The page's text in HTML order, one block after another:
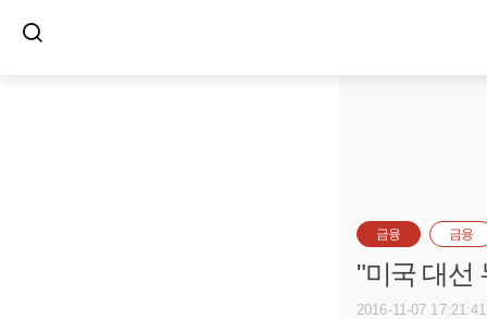
금융 금융
"미국 대선
2016-11-07 17:21:41